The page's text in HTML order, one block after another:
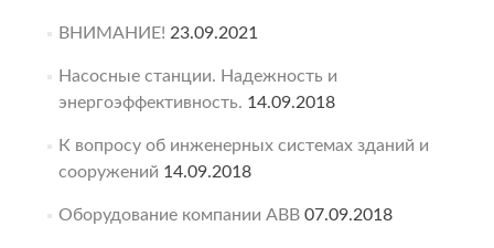
ВНИМАНИЕ! 23.09.2021
Насосные станции. Надежность и
энергоэффективность. 14.09.2018
К вопросу об инженерных системах зданий и
сооружений 14.09.2018
Оборудование компании ABB 07.09.2018